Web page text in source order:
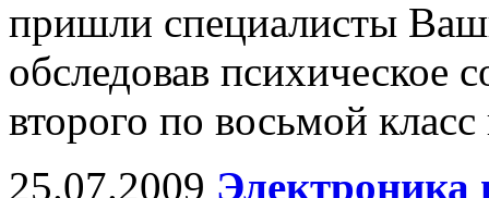
пришли специалисты
обследовав психическое
второго по восьмой
25.07.2009 Электроника